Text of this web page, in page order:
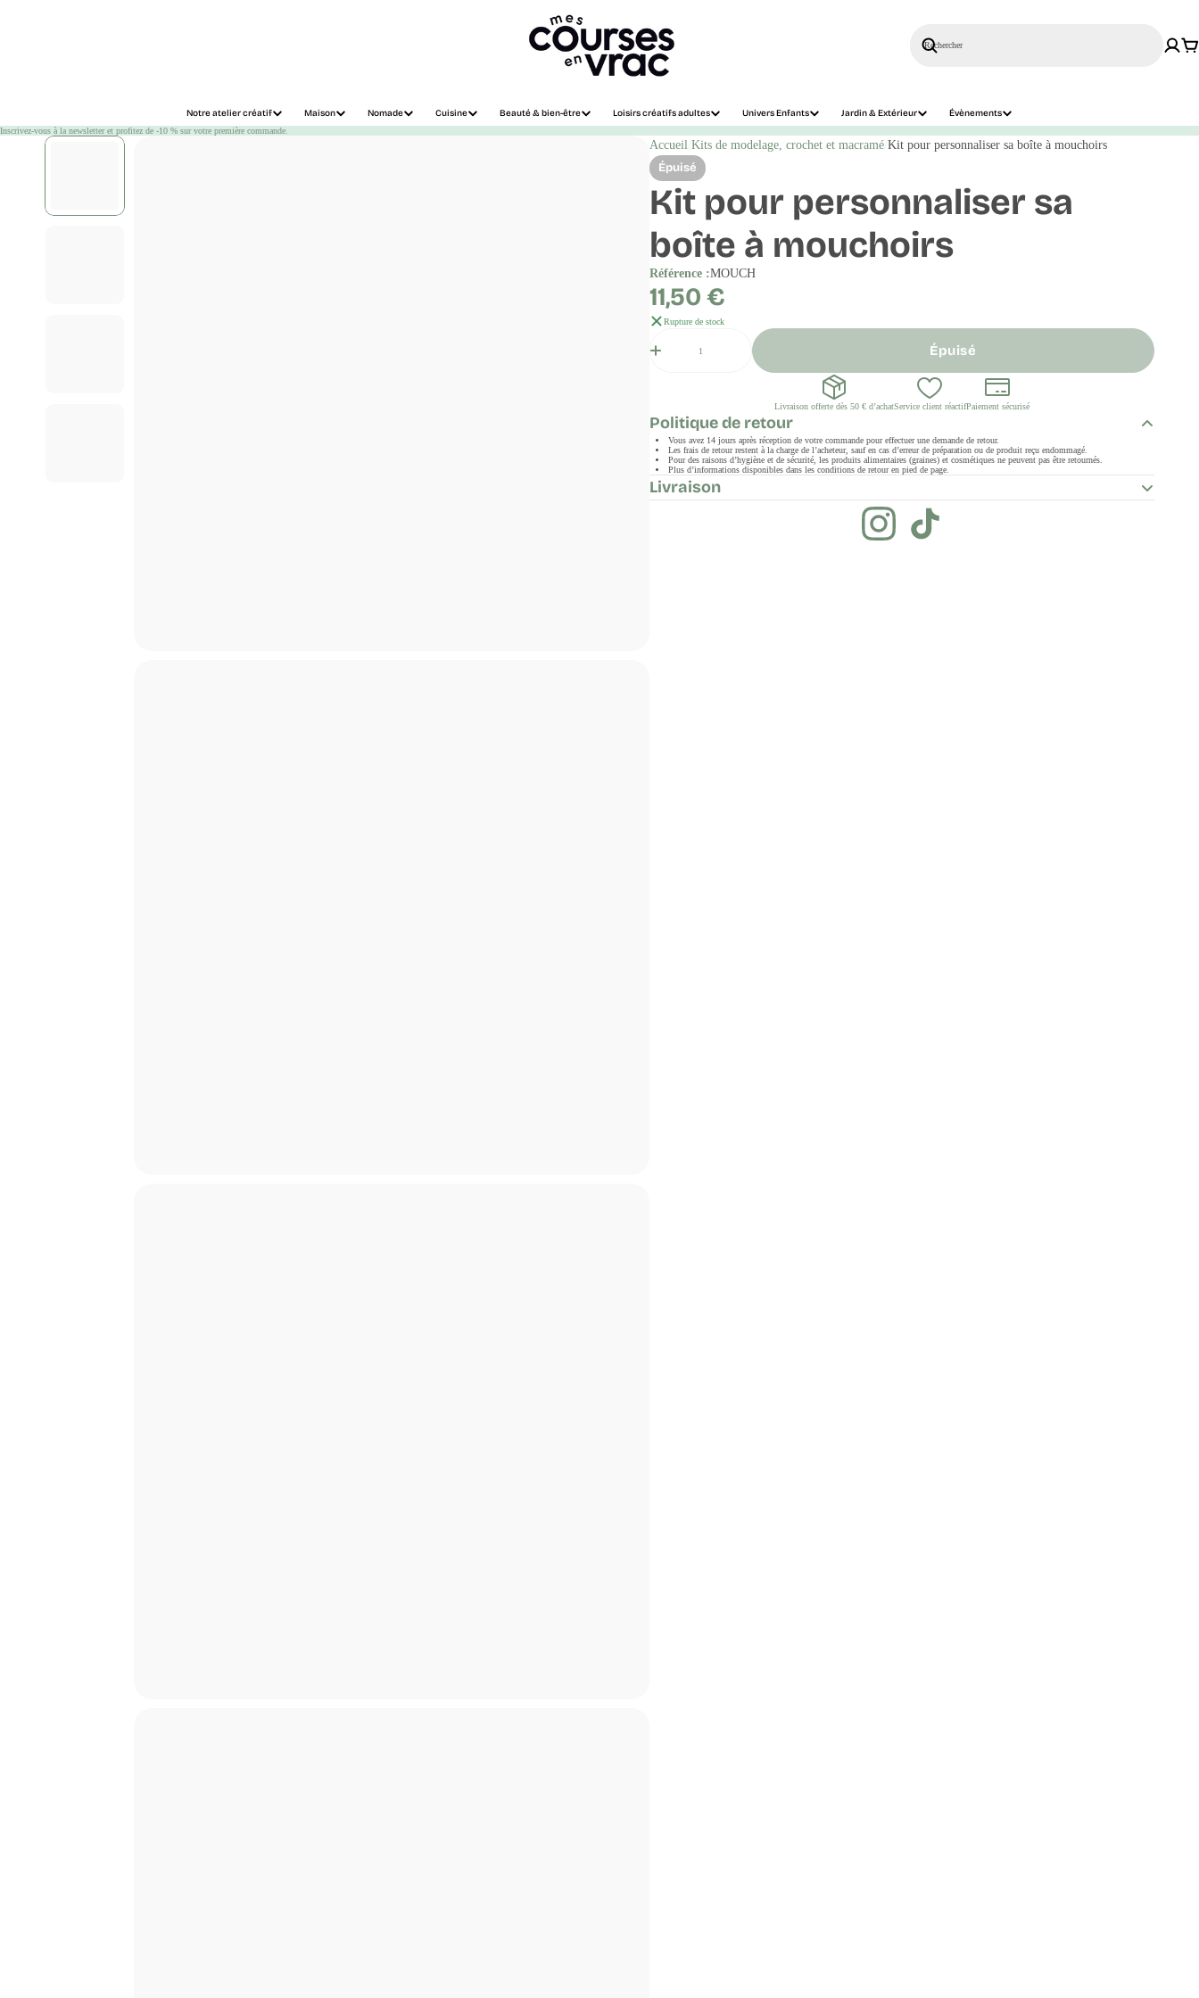
Notre atelier créatif Maison Nomade Cuisine Beauté & bien-être Loisirs créatifs adultes Univers Enfants Jardin & Extérieur Évènements
Rechercher
Inscrivez-vous à la newsletter et profitez de -10 % sur votre première commande.
Accueil Kits de modelage, crochet et macramé Kit pour personnaliser sa boîte à mouchoirs
Épuisé
Kit pour personnaliser sa
boîte à mouchoirs
Référence :MOUCH
Prix
régulier
11,50 €
Rupture de stock
Épuisé
Livraison offerte dès 50 € d’achatService client réactifPaiement sécurisé
Politique de retour
Vous avez 14 jours après réception de votre commande pour effectuer une demande de retour.
Les frais de retour restent à la charge de l’acheteur, sauf en cas d’erreur de préparation ou de produit reçu endommagé.
Pour des raisons d’hygiène et de sécurité, les produits alimentaires (graines) et cosmétiques ne peuvent pas être retournés.
Plus d’informations disponibles dans les conditions de retour en pied de page.
Livraison